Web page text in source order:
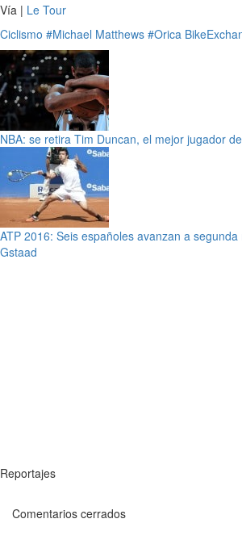
Vía | Le Tour
Ciclismo #Michael Matthews #Orica
NBA: se retira Tim Duncan, el mejor jugador
ATP 2016: Seis españoles avanzan a
Gstaad
Reportajes
Comentarios cerrados